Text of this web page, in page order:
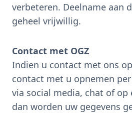
verbeteren. Deelname aan
geheel vrijwillig.
Contact met OGZ
Indien u contact met ons
contact met u opnemen
via social media, chat of op
dan worden uw gegevens